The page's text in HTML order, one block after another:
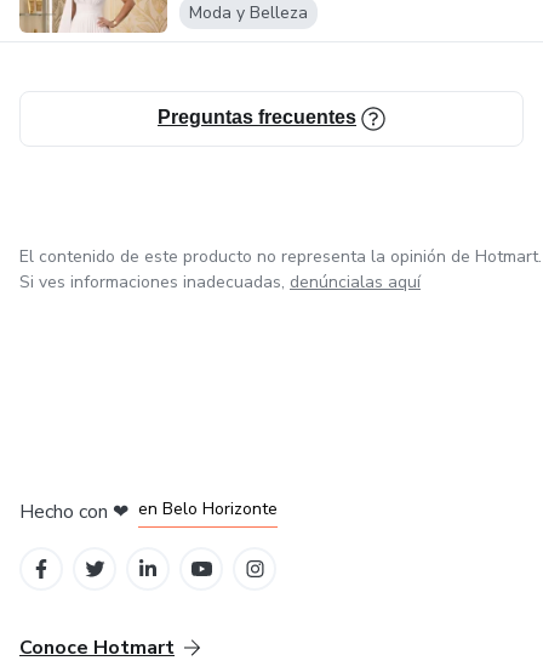
Moda y Belleza
Preguntas frecuentes
El contenido de este producto no representa la opinión de Hotmart.
Si ves informaciones inadecuadas, denúncialas aquí
Hecho con ❤ en Belo Horizonte
Conoce Hotmart